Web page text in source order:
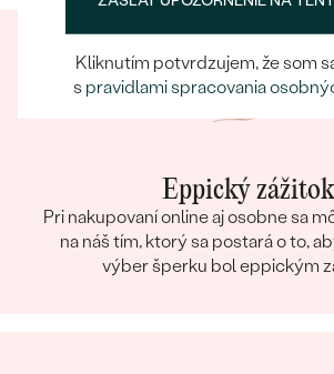
Eppický zážitok
Pri nakupovaní online aj osobne sa
na náš tím, ktorý sa postará o to,
výber šperku bol eppickým
Kliknutím potvrdzujem, že som
s pravidlami spracovania